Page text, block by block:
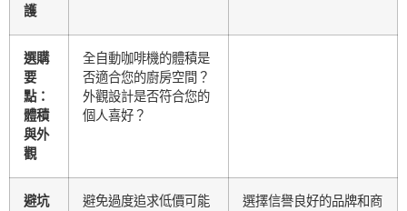
護
選購
要
點：
體積
與外
觀
全自動咖啡機的體積是
否適合您的廚房空間？
外觀設計是否符合您的
個人喜好？
避坑
避免過度追求低價可能
選擇信譽良好的品牌和商